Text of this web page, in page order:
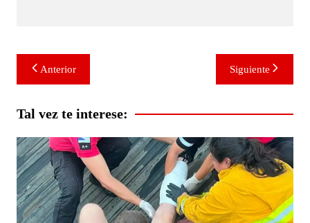
Navegación
de
entradas
Anterior Siguiente
Tal vez te interese: